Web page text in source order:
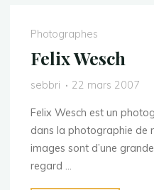
Photographes
Felix Wesch
sebbri 22 mars 2007
Felix Wesch est un
dans la photographie de
images sont d’une
regard …